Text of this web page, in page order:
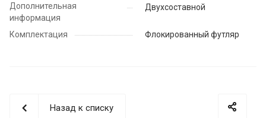
Дополнительная
информация
Двухсоставной
Комплектация Флокированный футляр
Назад к списку